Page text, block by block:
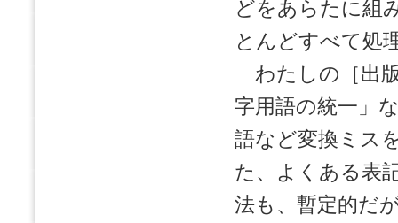
どをあらたに組
とんどすべて処
わたしの［出
字用語の統一」
語など変換ミス
た、よくある表
法も、暫定的だ